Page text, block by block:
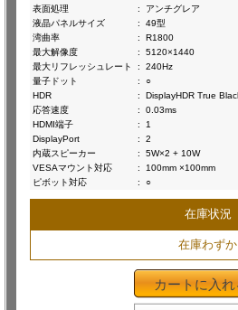
表面処理
:
アンチグレア
液晶パネルサイズ
:
49型
湾曲率
:
R1800
最大解像度
:
5120×1440
最大リフレッシュレート
:
240Hz
量子ドット
:
○
HDR
:
DisplayHDR True
応答速度
:
0.03ms
HDMI端子
:
1
DisplayPort
:
2
内蔵スピーカー
:
5W×2 + 10W
VESAマウント対応
:
100mm ×100mm
ピボット対応
: ○
在庫状況
在庫わずか
カートに入れ